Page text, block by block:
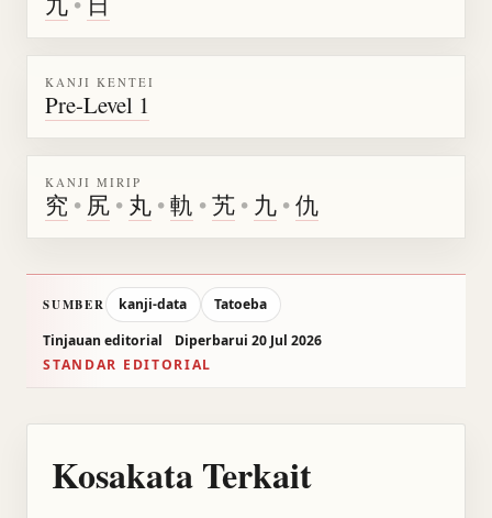
KANJI KENTEI
Pre-Level 1
KANJI MIRIP
究 • 尻 • 丸 •軌 •艽 • 九 •仇
SUMBER kanji-data
Tatoeba
Tinjauan editorial
Diperbarui 20 Jul 2026
STANDAR EDITORIAL
Kosakata Terkait